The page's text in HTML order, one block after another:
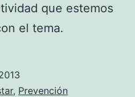
que estemos
el tema.
, Prevención